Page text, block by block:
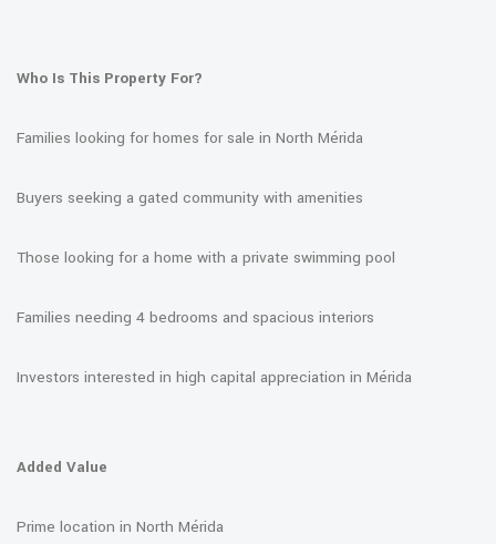
Who Is This Property For?
Families looking for homes for sale in North Mérida
Buyers seeking a gated community with amenities
Those looking for a home with a private swimming pool
Families needing 4 bedrooms and spacious interiors
Investors interested in high capital appreciation in Mérida
Added Value
Prime location in North Mérida